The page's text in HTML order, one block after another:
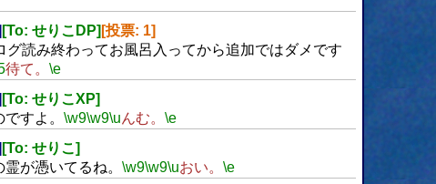
[To: せりこDP] [投票: 1]
グ読み終わってお風呂入ってから追加ではダメです
待て。 \e
[To: せりこXP]
すよ。 \w9\w9\uんむ。 \e
[To: せりこ]
が憑いてるね。 \w9\w9\uおい。 \e